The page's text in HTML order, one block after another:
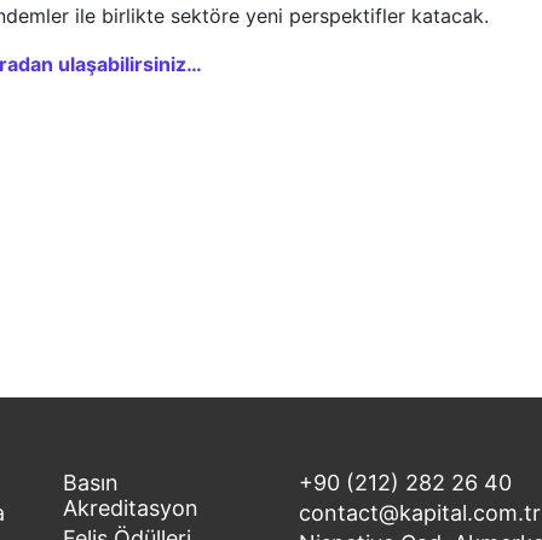
ile birlikte sektöre yeni perspektifler katacak.
ulaşabilirsiniz…
Basın
Akreditasyon
+90 (212) 282 26 40
contact@kapital.com.tr